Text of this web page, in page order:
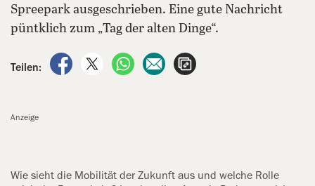
Spreepark ausgeschrieben. Eine gute Nachricht
püntklich zum „Tag der alten Dinge“.
Teilen:
auf Facebook teilen
auf X teilenper WhatsApp teilen
per E-Mail teilen
Anzeige
Wie sieht die Mobilität der Zukunft aus und welche Rolle